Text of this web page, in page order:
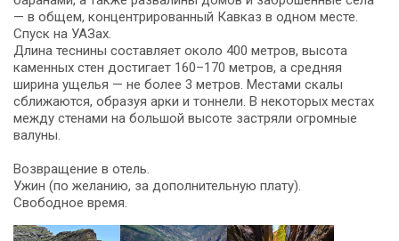
— в общем, концентрированный Кавказ в одном месте.
Спуск на УАЗах.
Длина теснины составляет около 400 метров, высота
каменных стен достигает 160–170 метров, а средняя
ширина ущелья — не более 3 метров. Местами скалы
сближаются, образуя арки и тоннели. В некоторых местах
между стенами на большой высоте застряли огромные
валуны.
Возвращение в отель.
Ужин (по желанию, за дополнительную плату).
Свободное время.